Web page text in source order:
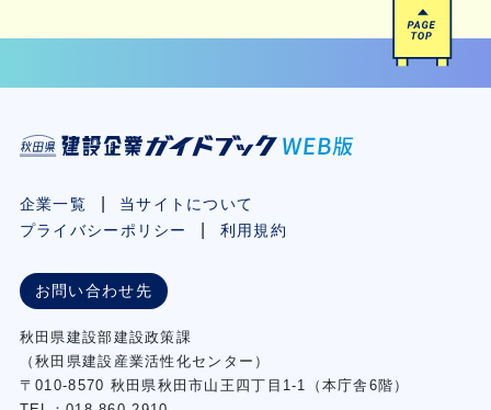
企業一覧
当サイトについて
プライバシーポリシー
利用規約
お問い合わせ先
秋⽥県建設部建設政策課
（秋⽥県建設産業活性化センター）
〒010-8570 秋田県秋田市⼭王四丁⽬1-1（本庁舎6階）